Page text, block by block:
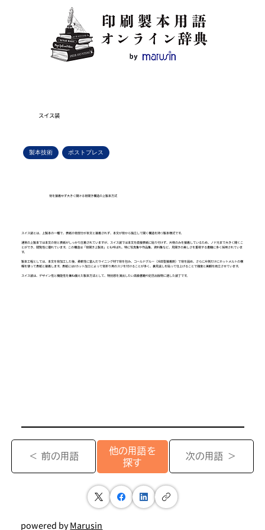
スイス装
製本技術 ポストプレス
背を接着せず大きく開ける背開き構造の上製本方式
スイス装とは、上製本の一種で、表紙の背部分が本文と接着されず、本文が背から独立して開く構造を持つ製本様式です。
通常の上製本では本文の背と表紙がしっかり圧着されていますが、スイス装では本文を直接表紙に貼り付けず、片側のみを接着しているため、ノド元まで大きく開くこ
とができ、閲覧性に優れています。この構造は「背開き上製本」とも呼ばれ、特に写真集や作品集、資料集など、見開きの美しさを重視する書籍に多く採用されていま
す。
製本工程としては、本文を背加工した後、柔軟性に富んだライニング材で背を包み、コールドグルー（冷却型接着剤）で背を固め、さらに片側だけにホットメルトの横
糊を使って表紙と接着します。表紙にはVカット加工によって背折り用のスジを付けることが多く、裏見返しを貼って仕上げることで強度と美観を両立させています。
スイス装は、デザイン性と機能性を兼ね備えた製本方法として、特別感を演出したい高級書籍や記念出版物に適した装丁です。
＜ 前の用語
他の用語を
探す
次の用語 ＞
powered byMarusin